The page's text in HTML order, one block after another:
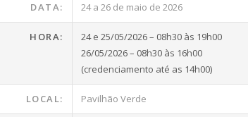
DATA: 24 a 26 de maio de 2026
HORA:
24 e 25/05/2026 – 08h30 às 19h00
26/05/2026 – 08h30 às 16h00
(credenciamento até as 14h00)
LOCAL: Pavilhão Verde